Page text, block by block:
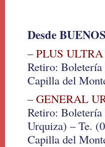
Desde
–PLUS
Retiro:
Capilla del
–GENERAL
Retiro:
Urquiza) – Te.
Capilla del